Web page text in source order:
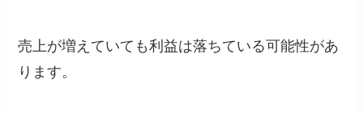
売上が増えていても利益は落ちている可能性があ
ります。